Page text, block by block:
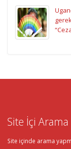
Site İçi Arama
Site içinde arama